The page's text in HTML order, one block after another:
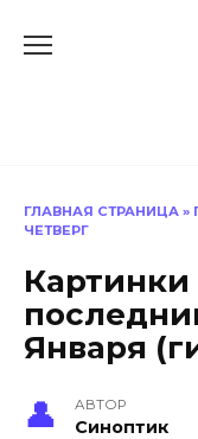
ГЛАВНАЯ СТРАНИЦА »
ЧЕТВЕРГ
Января
АВТОР
Синоптик